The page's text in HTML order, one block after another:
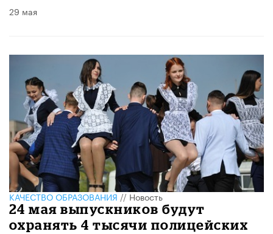
29 мая
КАЧЕСТВО ОБРАЗОВАНИЯ//Новость
24 мая выпускников будут
охранять 4 тысячи полицейских